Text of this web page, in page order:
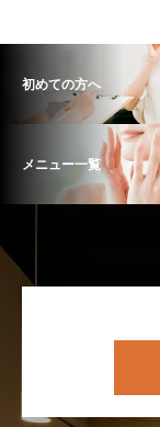
初めての方へ
メニュー一覧